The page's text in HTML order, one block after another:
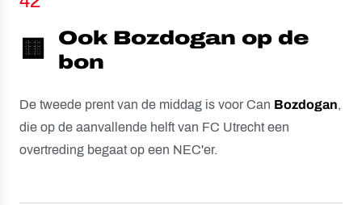
🟨
Ook Bozdogan op de
bon
De tweede prent van de middag is voor Can Bozdogan,
die op de aanvallende helft van FC Utrecht een
overtreding begaat op een NEC'er.